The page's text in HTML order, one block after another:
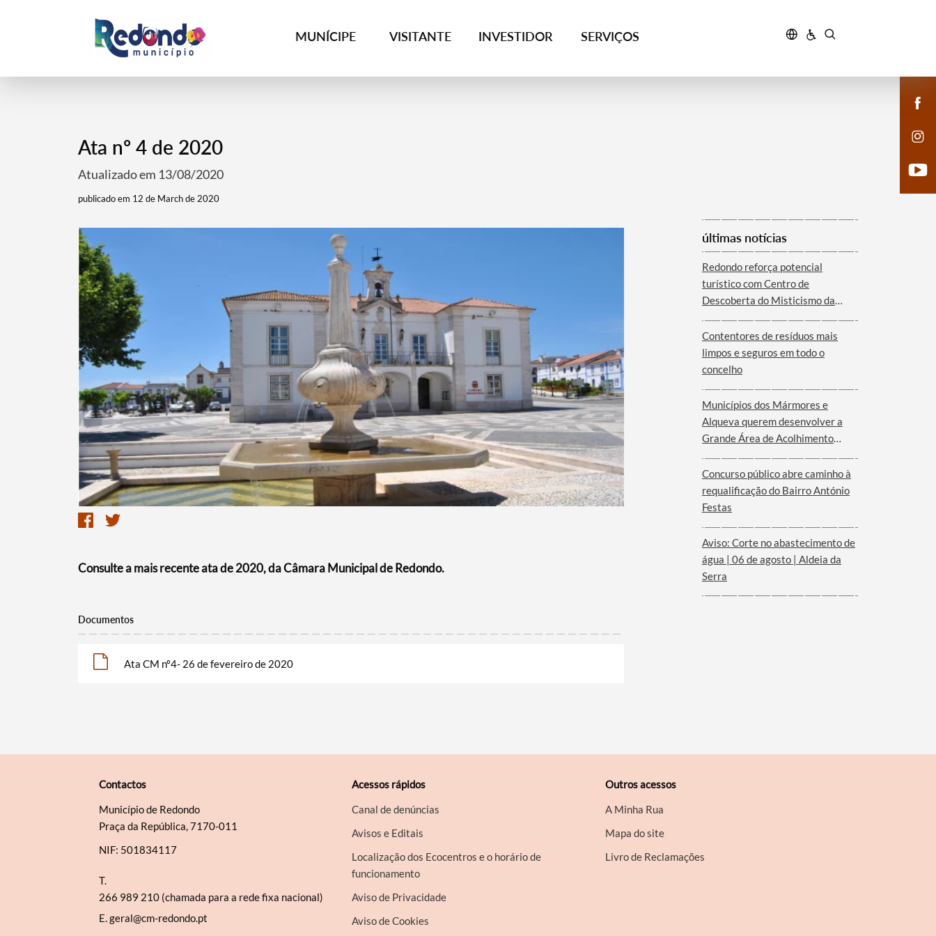
MUNÍCIPE VISITANTE INVESTIDOR SERVIÇOS
Termo de Pesquisa
Categorias gerais
Filtros
Ata nº 4 de 2020
Atualizado em 13/08/2020
publicado em 12 de March de 2020
Consulte a mais recente ata de 2020, da Câmara Municipal de Redondo.
Documentos
Ata CM nº4- 26 de fevereiro de 2020
últimas notícias
Redondo reforça potencial
turístico com Centro de
Descoberta do Misticismo da
Contentores de resíduos mais
limpos e seguros em todo o
concelho
Municípios dos Mármores e
Alqueva querem desenvolver a
Grande Área de Acolhimento
Governo para o Interior do
Alentejo
Concurso público abre caminho à
requalificação do Bairro António
Festas
Aviso: Corte no abastecimento de
água | 06 de agosto | Aldeia da
Serra
Contactos
Município de Redondo
Praça da República, 7170-011
NIF: 501834117
T.
266 989 210 (chamada para a rede fixa nacional)
E.geral@cm-redondo.pt
Acessos rápidos
Canal de denúncias
Avisos e Editais
Localização dos Ecocentros e o horário de
funcionamento
Aviso de Privacidade
Aviso de Cookies
Outros acessos
A Minha Rua
Mapa do site
Livro de Reclamações